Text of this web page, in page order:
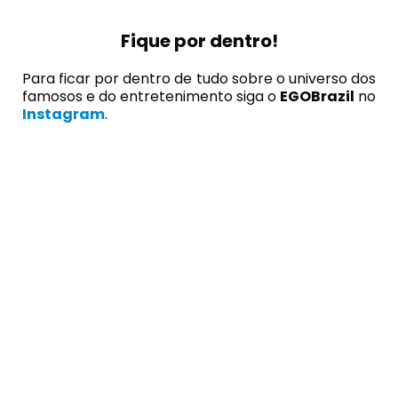
Fique por dentro!
Para ficar por dentro de tudo sobre o universo dos
famosos e do entretenimento siga o EGOBrazil no
Instagram.